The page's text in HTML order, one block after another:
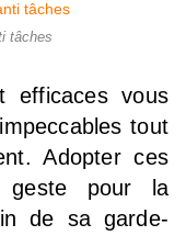
tâches
efficaces vous
tout
Adopter ces
geste pour la
de sa garde-